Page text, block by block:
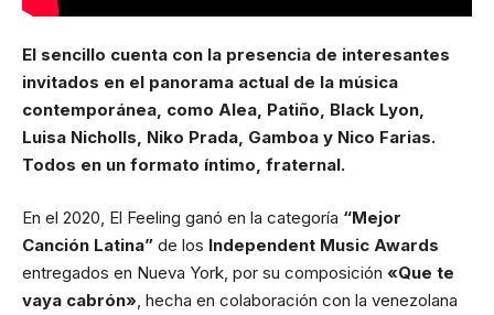
El sencillo cuenta con la presencia de interesantes
invitados en el panorama actual de la música
contemporánea, como Alea, Patiño, Black Lyon,
Luisa Nicholls, Niko Prada, Gamboa y Nico Farias.
Todos en un formato íntimo, fraternal.
En el 2020, El Feeling ganó en la categoría “Mejor
Canción Latina” de los Independent Music Awards
entregados en Nueva York, por su composición «Que te
vaya cabrón» , hecha en colaboración con la venezolana